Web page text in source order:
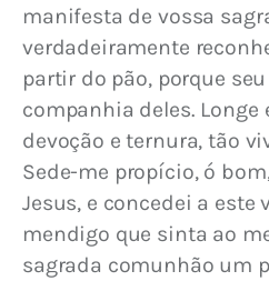
manifesta de vossa
verdadeiramente
partir do pão, porque
companhia deles.
devoção e ternura, tão
Sede-me propício, ó
Jesus, e concedei a este
mendigo que sinta ao
sagrada comunhão um